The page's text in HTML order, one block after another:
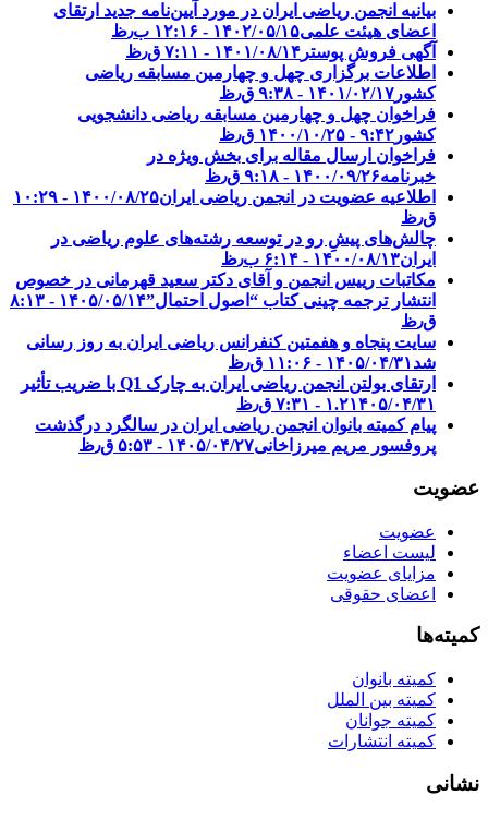
بیانیه انجمن ریاضی ایران در مورد آیین‌نامه جدید ارتقای
اعضای هیئت علمی۱۴۰۲/۰۵/۱۵ - ۱۲:۱۶ ب٫ظ
آگهی فروش پوستر ۱۴۰۱/۰۸/۱۴ - ۷:۱۱ ق٫ظ
اطلاعات برگزاری چهل و چهارمین مسابقه ریاضی
کشور ۱۴۰۱/۰۲/۱۷ - ۹:۳۸ ق٫ظ
فراخوان چهل و چهارمین مسابقه ریاضی دانشجویی
کشور‎‎ ۱۴۰۰/۱۰/۲۵ - ۹:۴۲ ق٫ظ
فراخوان ارسال مقاله برای بخش ویژه در
خبرنامه۱۴۰۰/۰۹/۲۶ - ۹:۱۸ ق٫ظ
اطلاعیه عضویت در انجمن ریاضی ایران
۱۴۰۰/۰۸/۲۵ - ۱۰:۲۹
ق٫ظ
چالش‌های پیشِ رو در توسعه رشته‌های علوم ریاضی در
ایران۱۴۰۰/۰۸/۱۳ - ۶:۱۴ ب٫ظ
مکاتبات رییس انجمن و آقای دکتر سعید قهرمانی در خصوص
انتشار ترجمه چینی کتاب “اصول احتمال”
۱۴۰۵/۰۵/۱۴ - ۸:۱۳
ق٫ظ
سایت پنجاه و هفمتین کنفرانس ریاضی ایران به روز رسانی
شد۱۴۰۵/۰۴/۳۱ - ۱۱:۰۶ ق٫ظ
ارتقای بولتن انجمن ریاضی ایران به چارک Q1 با ضریب تأثیر
۱.۲۱۴۰۵/۰۴/۳۱ - ۷:۳۱ ق٫ظ
پیام کمیته بانوان انجمن ریاضی ایران در سالگرد درگذشت
پروفسور مریم میرزاخانی۱۴۰۵/۰۴/۲۷ - ۵:۵۳ ق٫ظ
عضویت
عضویت
لیست اعضاء
مزایای عضویت
اعضای حقوقی
کمیته‌ها
کمیته بانوان
کمیته بین الملل
کمیته جوانان
کمیته انتشارات
نشانی